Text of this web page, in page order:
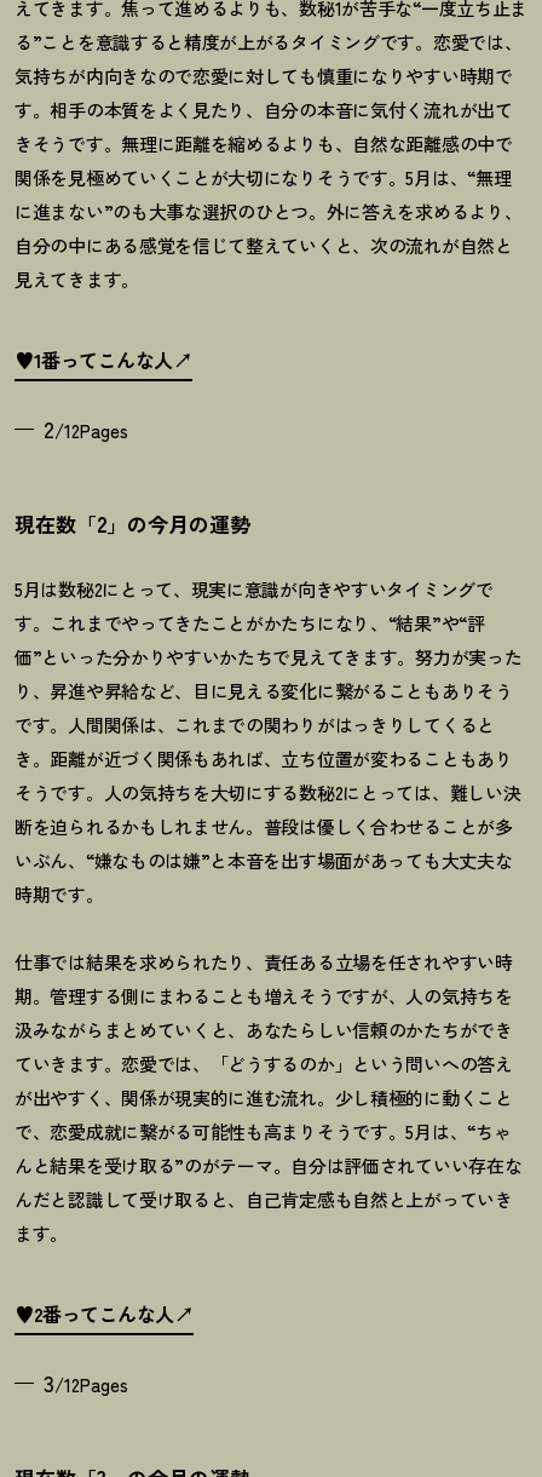
えてきます。焦って進めるよりも、数秘1が苦手な“一度立ち止ま
る”ことを意識すると精度が上がるタイミングです。恋愛では、
気持ちが内向きなので恋愛に対しても慎重になりやすい時期で
す。相手の本質をよく見たり、自分の本音に気付く流れが出て
きそうです。無理に距離を縮めるよりも、自然な距離感の中で
関係を見極めていくことが大切になりそうです。5月は、“無理
に進まない”のも大事な選択のひとつ。外に答えを求めるより、
自分の中にある感覚を信じて整えていくと、次の流れが自然と
見えてきます。
♥1番ってこんな人
2/12Pages
現在数「2」の今月の運勢
5月は数秘2にとって、現実に意識が向きやすいタイミングで
す。これまでやってきたことがかたちになり、“結果”や“評
価”といった分かりやすいかたちで見えてきます。努力が実った
り、昇進や昇給など、目に見える変化に繋がることもありそう
です。人間関係は、これまでの関わりがはっきりしてくると
き。距離が近づく関係もあれば、立ち位置が変わることもあり
そうです。人の気持ちを大切にする数秘2にとっては、難しい決
断を迫られるかもしれません。普段は優しく合わせることが多
いぶん、“嫌なものは嫌”と本音を出す場面があっても大丈夫な
時期です。
仕事では結果を求められたり、責任ある立場を任されやすい時
期。管理する側にまわることも増えそうですが、人の気持ちを
汲みながらまとめていくと、あなたらしい信頼のかたちができ
ていきます。恋愛では、「どうするのか」という問いへの答え
が出やすく、関係が現実的に進む流れ。少し積極的に動くこと
で、恋愛成就に繋がる可能性も高まりそうです。5月は、“ちゃ
んと結果を受け取る”のがテーマ。自分は評価されていい存在な
んだと認識して受け取ると、自己肯定感も自然と上がっていき
ます。
♥2番ってこんな人
3/12Pages